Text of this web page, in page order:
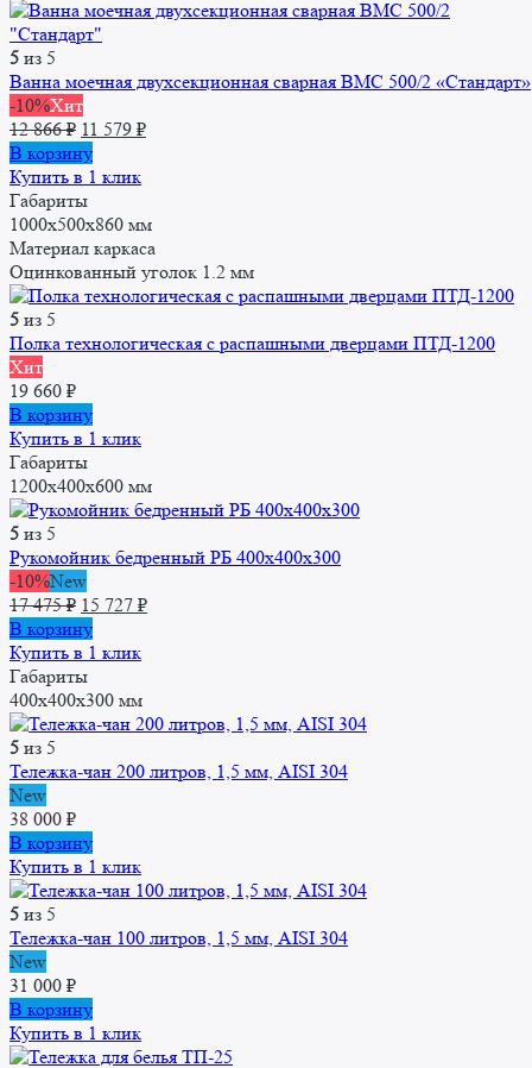
5 из 5
Ванна моечная двухсекционная сварная ВМС 500/2 «Стандарт»
-10%Хит
12 866₽ Первоначальная
цена
составляла
12
866 ₽.
11 579 ₽Текущая
В корзину
Купить в 1 клик
Габариты
1000х500х860 мм
Материал каркаса
Оцинкованный уголок 1.2 мм
5 из 5
Полка технологическая с распашными дверцами ПТД-1200
Хит
19 660 ₽
В корзину
Купить в 1 клик
Габариты
1200x400x600 мм
5 из 5
Рукомойник бедренный РБ 400x400x300
-10%New
17 475₽ Первоначальная
цена
составляла
17
475 ₽.
15 727 ₽Текущая
В корзину
Купить в 1 клик
Габариты
400x400x300 мм
5 из 5
Тележка-чан 200 литров, 1,5 мм, AISI 304
New
38 000 ₽
В корзину
Купить в 1 клик
5 из 5
Тележка-чан 100 литров, 1,5 мм, AISI 304
New
31 000 ₽
В корзину
Купить в 1 клик